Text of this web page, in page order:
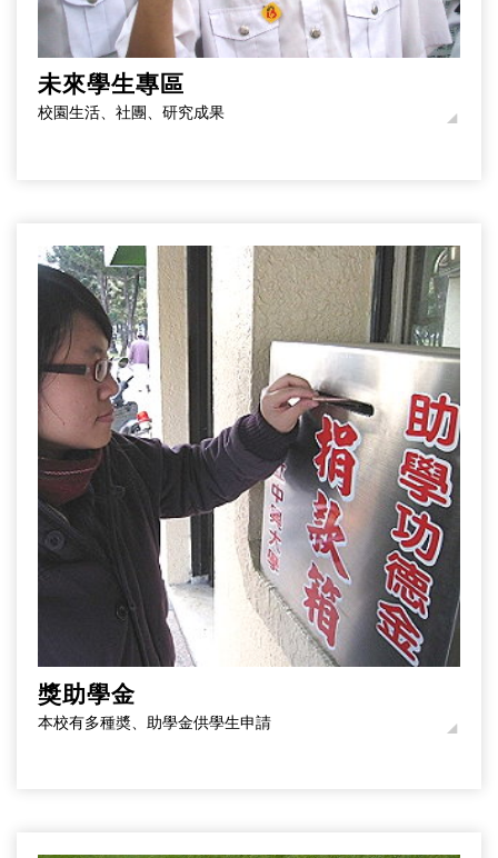
未來學生專區
校園生活、社團、研究成果
獎助學金
本校有多種奬、助學金供學生申請